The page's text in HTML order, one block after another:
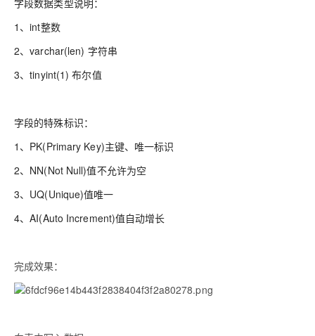
字段数据类型说明：
1、int整数
2、varchar(len) 字符串
3、tinyint(1) 布尔值
字段的特殊标识：
1、PK(Primary Key)主键、唯一标识
2、NN(Not Null)值不允许为空
3、UQ(Unique)值唯一
4、AI(Auto Increment)值自动增长
完成效果：